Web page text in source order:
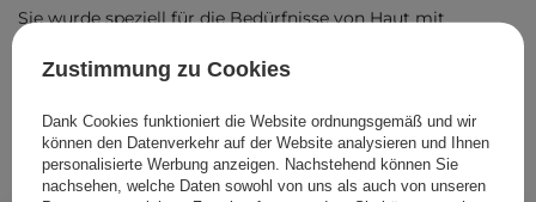
Sie wurde speziell für die Bedürfnisse von Haut mit
43,17 €/100 ml, inkl. MwSt.
Produktcode: 766
Zustimmung zu Cookies
Dank Cookies funktioniert die Website ordnungsgemäß und wir
können den Datenverkehr auf der Website analysieren und Ihnen
personalisierte Werbung anzeigen. Nachstehend können Sie
nachsehen, welche Daten sowohl von uns als auch von unseren